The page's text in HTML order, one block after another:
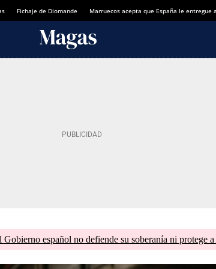
Fichaje de Diomande Marruecos acepta que España le entregue
español no defiende su soberanía ni protege